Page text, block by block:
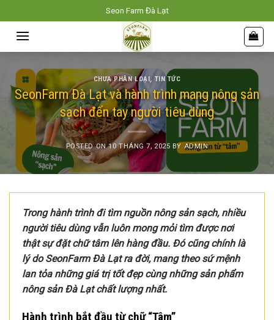
to
content
Seon Farm Đà Lạt
CHƯA PHÂN LOẠI,TIN TỨC
SeonFarm Đà Lạt và hành trình mang nông sản
sạch đến tay người tiêu dùng
POSTED ON10 THÁNG 7, 2025 BY ADMIN
Trong hành trình đi tìm nguồn nông sản sạch, nhiều
người tiêu dùng vẫn luôn mong mỏi tìm được nơi
thật sự đặt chữ tâm lên hàng đầu. Đó cũng chính là
lý do SeonFarm Đà Lạt ra đời, mang theo sứ mệnh
lan tỏa những giá trị tốt đẹp cùng những sản phẩm
nông sản Đà Lạt chất lượng nhất.
Hành trình bắt đầu từ chữ “Tâm”